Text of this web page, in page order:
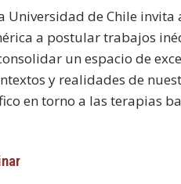
Universidad de Chile
a postular trabajos
un espacio de
y realidades de
en torno a las terapias